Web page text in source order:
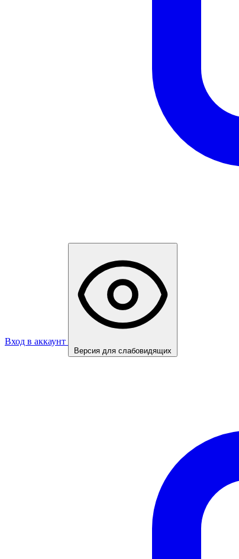
Вход в аккаунт
Версия для слабовидящих